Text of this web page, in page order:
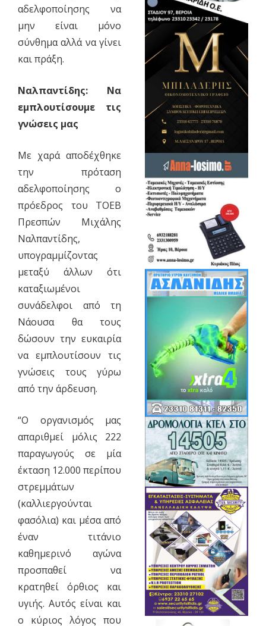
αδελφοποίησης να
μην είναι μόνο
σύνθημα αλλά να γίνει
και πράξη.
Ναλπαντίδης: Να
εμπλουτίσουμε τις
γνώσεις μας
Με χαρά αποδέχθηκε
την πρόταση
αδελφοποίησης ο
πρόεδρος του ΤΟΕΒ
Πρεσπών Μιχάλης
Ναλπαντίδης,
υπογραμμίζοντας
μεταξύ άλλων ότι
καταξιωμένοι
συνάδελφοι από τη
Νάουσα θα τους
δώσουν την ευκαιρία
να εμπλουτίσουν τις
γνώσεις τους γύρω
από την άρδευση.
“Ο οργανισμός μας
απαριθμεί μόλις 222
παραγωγούς σε μία
έκταση 12.000 περίπου
στρεμμάτων
(καλλιεργούνται
φασόλια) και μέσα από
έναν τιτάνιο
καθημερινό αγώνα
προσπαθεί να
κρατηθεί όρθιος και
υγιής. Αυτός είναι και
ο κύριος λόγος που